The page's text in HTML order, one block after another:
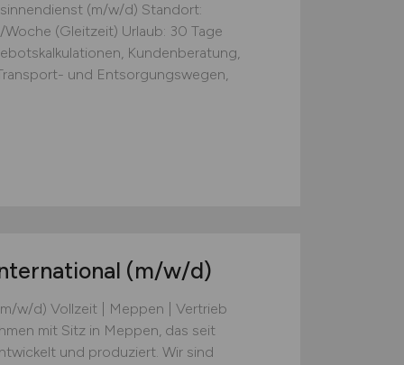
(m/w/d) Standort:
(Gleitzeit) Urlaub: 30 Tage
Kundenberatung,
und Entsorgungswegen,
(m/w/d)
w/d) Vollzeit | Meppen | Vertrieb
mit Sitz in Meppen, das seit
und produziert. Wir sind